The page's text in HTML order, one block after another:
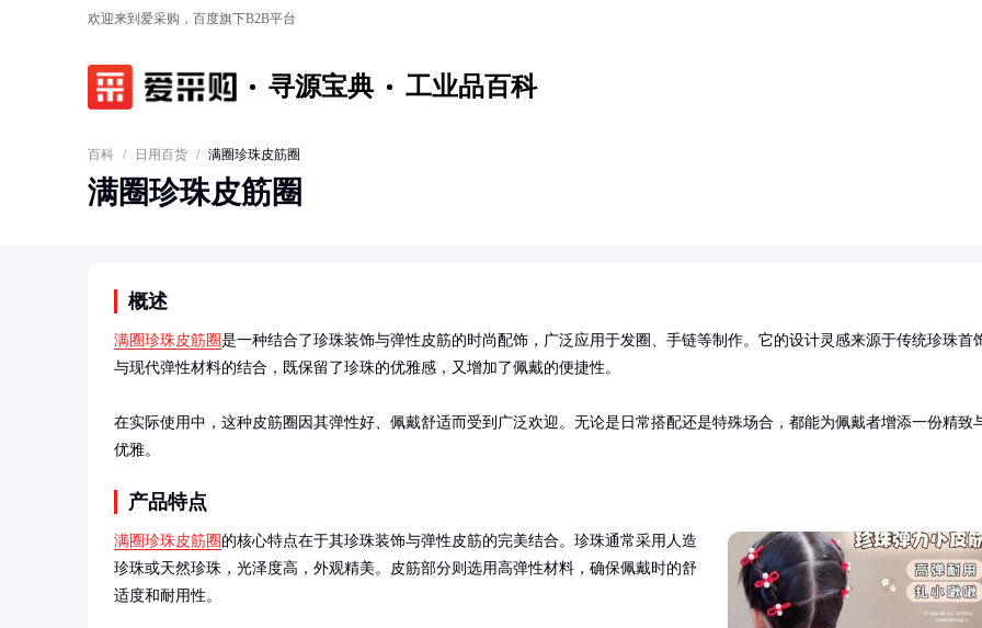
欢迎来到爱采购，百度旗下B2B平台
寻源宝典 工业品百科
百科 / 日用百货 / 满圈珍珠皮筋圈
满圈珍珠皮筋圈
概述
满圈珍珠皮筋圈是一种结合了珍珠装饰与弹性皮筋的时尚配饰，广泛应用于发圈、手链等制作。它的设计灵感来源于传统珍珠首
与现代弹性材料的结合，既保留了珍珠的优雅感，又增加了佩戴的便捷性。
在实际使用中，这种皮筋圈因其弹性好、佩戴舒适而受到广泛欢迎。无论是日常搭配还是特殊场合，都能为佩戴者增添一份精致
优雅。
产品特点
满圈珍珠皮筋圈 的核心特点在于其珍珠装饰与弹性皮筋的完美结合。珍珠通常采用人造
珍珠或天然珍珠，光泽度高，外观精美。皮筋部分则选用高弹性材料，确保佩戴时的舒
适度和耐用性。